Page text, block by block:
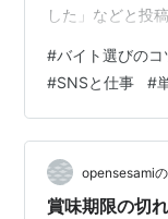
した」などと投
た。 正直、あれ
りじゃん…」って
か。 私も、その
い？ 昔はバイト
テロ」がよく問
「ちょっと無愛
#バイト選びのコ
#SNSと仕事 #
opensesami
賞味期限の切